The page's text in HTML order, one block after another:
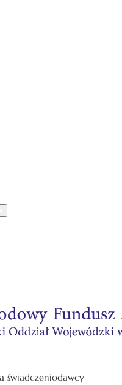
świadczeniodawcy